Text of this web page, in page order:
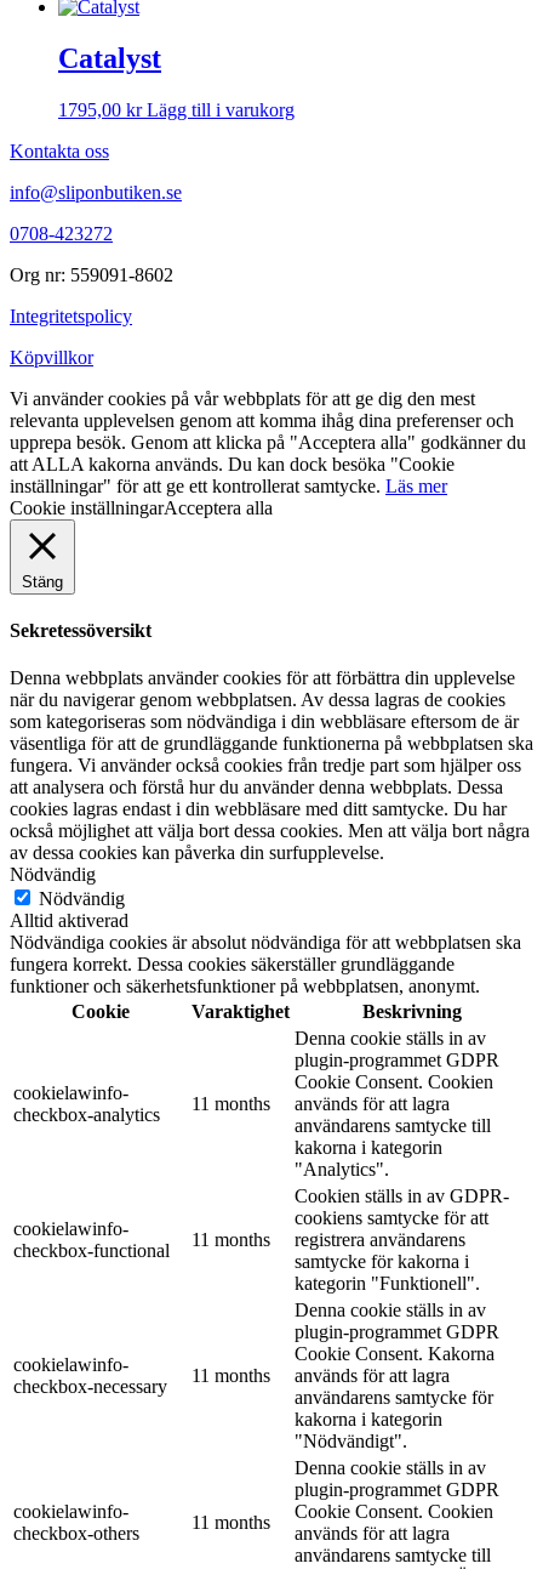
Catalyst
1795,00 kr Lägg till i varukorg
Kontakta oss
info@sliponbutiken.se
0708-423272
Org nr: 559091-8602
Integritetspolicy
Köpvillkor
Vi använder cookies på vår webbplats för att ge dig den mest
relevanta upplevelsen genom att komma ihåg dina preferenser och
upprepa besök. Genom att klicka på "Acceptera alla" godkänner du
att ALLA kakorna används. Du kan dock besöka "Cookie
inställningar" för att ge ett kontrollerat samtycke. Läs mer
Cookie inställningarAcceptera alla
Stäng
Sekretessöversikt
Denna webbplats använder cookies för att förbättra din upplevelse
när du navigerar genom webbplatsen. Av dessa lagras de cookies
som kategoriseras som nödvändiga i din webbläsare eftersom de är
väsentliga för att de grundläggande funktionerna på webbplatsen ska
fungera. Vi använder också cookies från tredje part som hjälper oss
att analysera och förstå hur du använder denna webbplats. Dessa
cookies lagras endast i din webbläsare med ditt samtycke. Du har
också möjlighet att välja bort dessa cookies. Men att välja bort några
av dessa cookies kan påverka din surfupplevelse.
Nödvändig
Nödvändig
Alltid aktiverad
Nödvändiga cookies är absolut nödvändiga för att webbplatsen ska
fungera korrekt. Dessa cookies säkerställer grundläggande
funktioner och säkerhetsfunktioner på webbplatsen, anonymt.
Cookie
Varaktighet Beskrivning
cookielawinfo-
checkbox-analytics
11 months
Denna cookie ställs in av
plugin-programmet GDPR
Cookie Consent. Cookien
används för att lagra
användarens samtycke till
kakorna i kategorin
"Analytics".
cookielawinfo-
checkbox-functional
11 months
Cookien ställs in av GDPR-
cookiens samtycke för att
registrera användarens
samtycke för kakorna i
kategorin "Funktionell".
cookielawinfo-
checkbox-necessary
11 months
Denna cookie ställs in av
plugin-programmet GDPR
Cookie Consent. Kakorna
används för att lagra
användarens samtycke för
kakorna i kategorin
"Nödvändigt".
cookielawinfo-
checkbox-others
11 months
Denna cookie ställs in av
plugin-programmet GDPR
Cookie Consent. Cookien
används för att lagra
användarens samtycke till